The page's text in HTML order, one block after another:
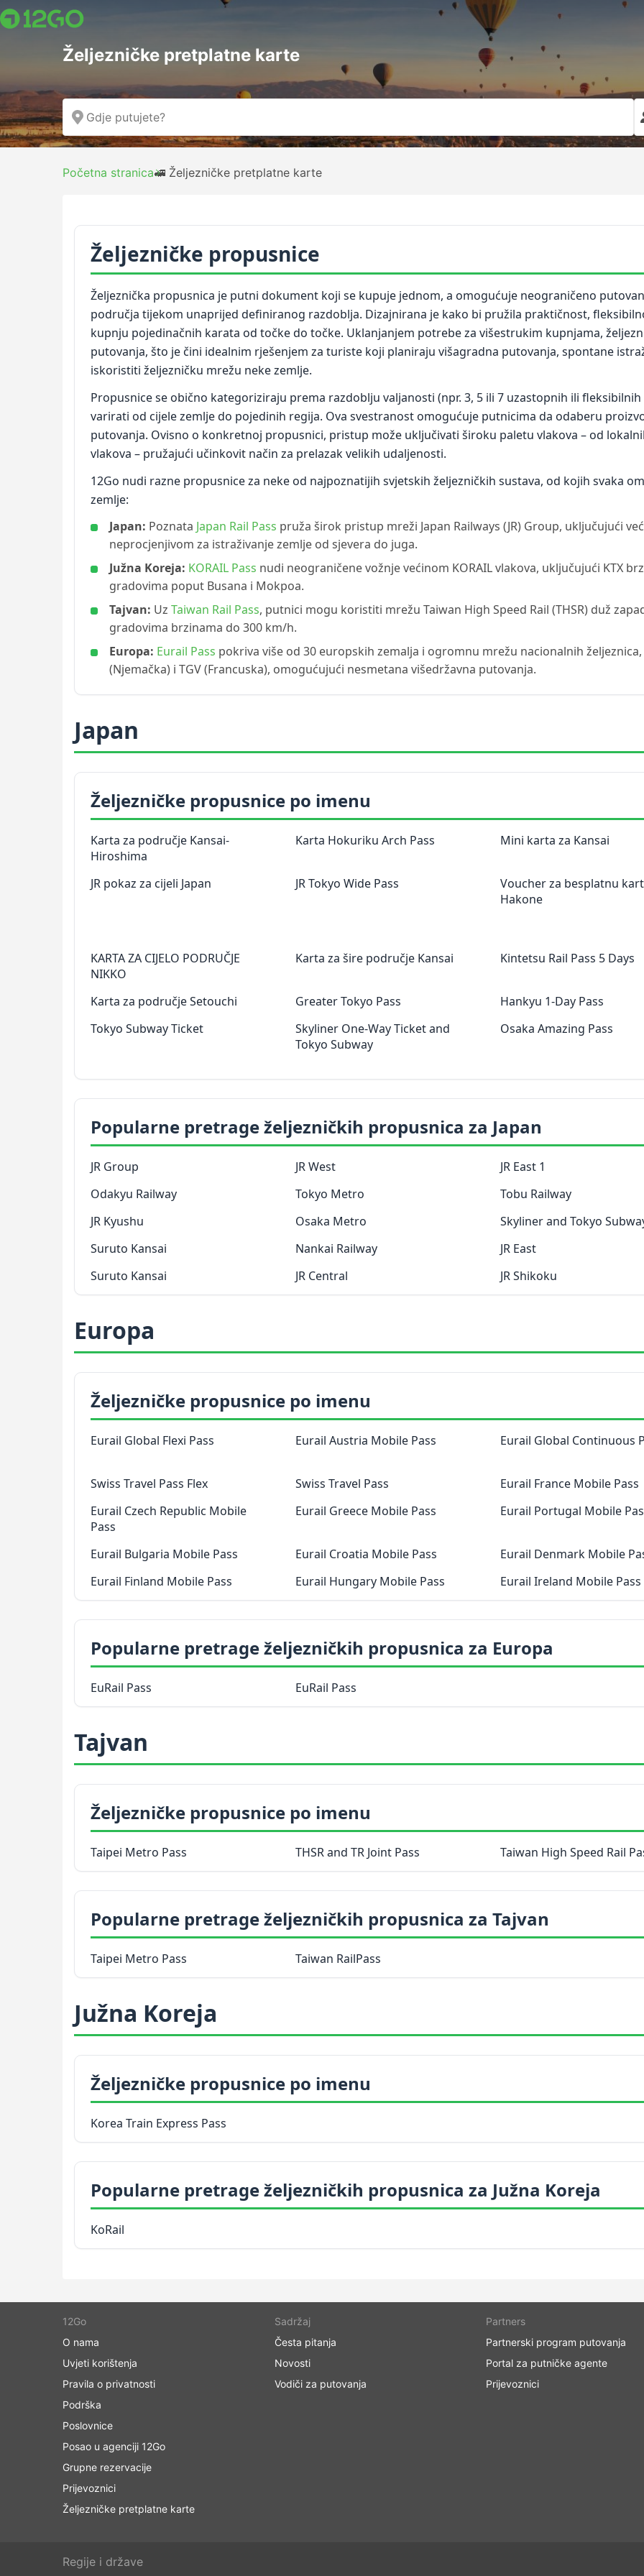
Željezničke pretplatne karte
Početna stranica🚅 Željezničke pretplatne karte
Željezničke propusnice
Željeznička propusnica je putni dokument koji se kupuje jednom, a omogućuje neograničeno
područja tijekom unaprijed definiranog razdoblja. Dizajnirana je kako bi pružila praktičnost,
kupnju pojedinačnih karata od točke do točke. Uklanjanjem potrebe za višestrukim kupnjama,
putovanja, što je čini idealnim rješenjem za turiste koji planiraju višagradna putovanja, spontane
iskoristiti željezničku mrežu neke zemlje.
Propusnice se obično kategoriziraju prema razdoblju valjanosti (npr. 3, 5 ili 7 uzastopnih ili
varirati od cijele zemlje do pojedinih regija. Ova svestranost omogućuje putnicima da odaberu
putovanja. Ovisno o konkretnoj propusnici, pristup može uključivati široku paletu vlakova – od
vlakova – pružajući učinkovit način za prelazak velikih udaljenosti.
12Go nudi razne propusnice za neke od najpoznatijih svjetskih željezničkih sustava, od kojih svaka
zemlje:
Japan: Poznata Japan Rail Pass pruža širok pristup mreži Japan Railways (JR) Group, uključujući
neprocjenjivom za istraživanje zemlje od sjevera do juga.
Južna Koreja: KORAIL Pass nudi neograničene vožnje većinom KORAIL vlakova, uključujući KTX
gradovima poput Busana i Mokpoa.
Tajvan: Uz Taiwan Rail Pass, putnici mogu koristiti mrežu Taiwan High Speed Rail (THSR) duž
gradovima brzinama do 300 km/h.
Europa: Eurail Pass pokriva više od 30 europskih zemalja i ogromnu mrežu nacionalnih
(Njemačka) i TGV (Francuska), omogućujući nesmetana višedržavna putovanja.
Japan
Željezničke propusnice po imenu
Karta za područje Kansai-
Hiroshima
Karta Hokuriku Arch Pass Mini karta za Kansai
JR pokaz za cijeli Japan JR Tokyo Wide Pass
Voucher za besplatnu
Hakone
KARTA ZA CIJELO PODRUČJE
NIKKO
Karta za šire područje Kansai Kintetsu Rail Pass 5 Days
Karta za područje Setouchi Greater Tokyo Pass
Hankyu 1-Day Pass
Tokyo Subway Ticket
Skyliner One-Way Ticket and
Tokyo Subway
Osaka Amazing Pass
Popularne pretrage željezničkih propusnica za Japan
JR Group JR West
JR East 1
Odakyu Railway
Tokyo Metro
Tobu Railway
JR Kyushu
Osaka Metro
Skyliner and Tokyo
Suruto Kansai
Nankai Railway
JR East
Suruto Kansai
JR Central JR Shikoku
Europa
Željezničke propusnice po imenu
Eurail Global Flexi Pass Eurail Austria Mobile Pass Eurail Global Continuous
Swiss Travel Pass Flex Swiss Travel Pass
Eurail France Mobile Pass
Eurail Czech Republic Mobile
Pass
Eurail Greece Mobile Pass Eurail Portugal Mobile
Eurail Bulgaria Mobile Pass Eurail Croatia Mobile Pass
Eurail Denmark Mobile
Eurail Finland Mobile Pass
Eurail Hungary Mobile Pass Eurail Ireland Mobile Pass
Popularne pretrage željezničkih propusnica za Europa
EuRail Pass EuRail Pass
Tajvan
Željezničke propusnice po imenu
Taipei Metro Pass THSR and TR Joint Pass Taiwan High Speed Rail
Popularne pretrage željezničkih propusnica za Tajvan
Taipei Metro Pass Taiwan RailPass
Južna Koreja
Željezničke propusnice po imenu
Korea Train Express Pass
Popularne pretrage željezničkih propusnica za Južna Koreja
KoRail
12Go
O nama
Uvjeti korištenja
Pravila o privatnosti
Podrška
Poslovnice
Posao u agenciji 12Go
Grupne rezervacije
Prijevoznici
Željezničke pretplatne karte
Sadržaj
Česta pitanja
Novosti
Vodiči za putovanja
Partners
Partnerski program putovanja
Portal za putničke agente
Prijevoznici
Regije i države